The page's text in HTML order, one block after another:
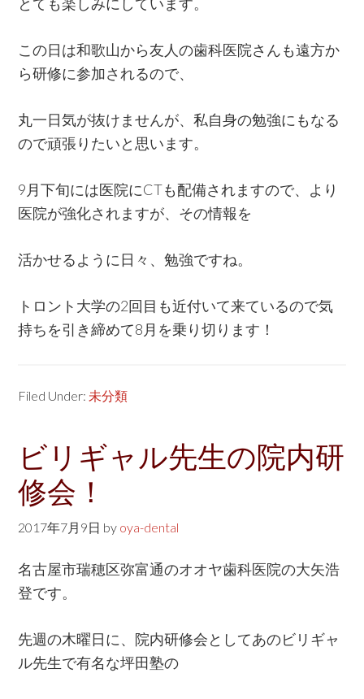
この日は和歌山から友人の歯科医院さんも遠方か
ら研修に参加されるので、
丸一日気が抜けませんが、私自身の勉強にもなる
ので頑張りたいと思います。
9月下旬には医院にCTも配備されますので、より
医院が強化されますが、その情報を
活かせるように日々、勉強ですね。
トロント大学の2回目も近付いて来ているので気
持ちを引き締めて8月を乗り切ります！
Filed Under: 未分類
ビリギャル先生の院内研
修会！
2017年7月9日 by oya-dental
名古屋市瑞穂区弥富通のオオヤ歯科医院の大矢浩
登です。
先週の木曜日に、院内研修会としてあのビリギャ
ル先生で有名な坪田塾の